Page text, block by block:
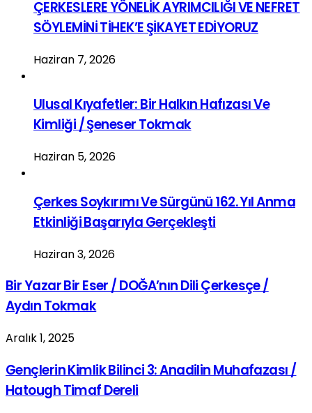
ÇERKESLERE YÖNELİK AYRIMCILIĞI VE NEFRET
SÖYLEMİNİ TİHEK’E ŞİKAYET EDİYORUZ
Haziran 7, 2026
Ulusal Kıyafetler: Bir Halkın Hafızası Ve
Kimliği / Şeneser Tokmak
Haziran 5, 2026
Çerkes Soykırımı Ve Sürgünü 162. Yıl Anma
Etkinliği Başarıyla Gerçekleşti
Haziran 3, 2026
Bir Yazar Bir Eser / DOĞA’nın Dili Çerkesçe /
Aydın Tokmak
Aralık 1, 2025
Gençlerin Kimlik Bilinci 3: Anadilin Muhafazası /
Hatough Timaf Dereli